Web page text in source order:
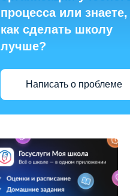
процесса или знаете,
как сделать школу
лучше?
Написать о проблеме